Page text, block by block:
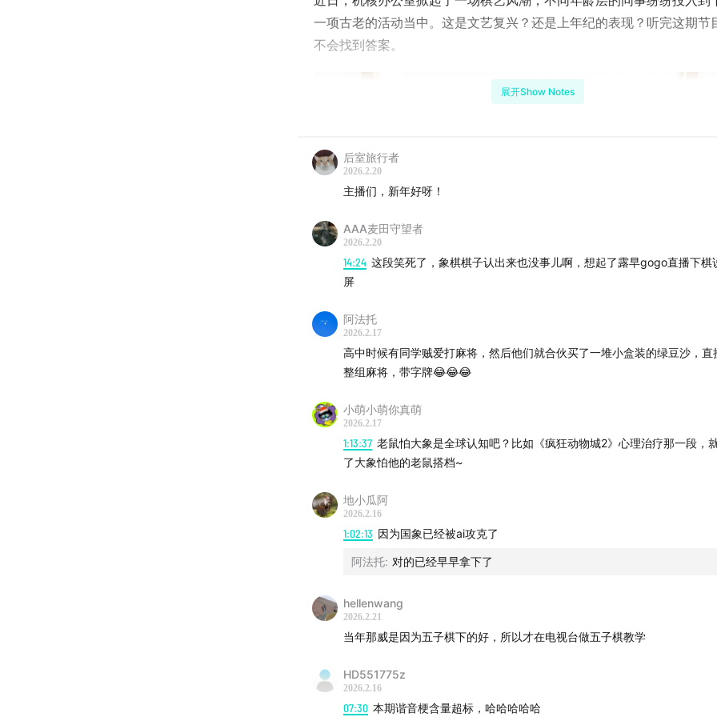
一项古老的活动当中。这是文艺复兴？还是上年纪的表现？听完这期节
不会找到答案。
本期节目在线图文Shownote: Console Timelines | 机核
展开Show Notes
后室旅行者
2026.2.20
主播们，新年好呀！
AAA麦田守望者
2026.2.20
14:24 这段笑死了，象棋棋子认出来也没事儿啊，想起了露早gogo直播下棋
屏
阿法托
2026.2.17
高中时候有同学贼爱打麻将，然后他们就合伙买了一堆小盒装的绿豆沙，直
整组麻将，带字牌😂😂😂
小萌小萌你真萌
2026.2.17
1:13:37 老鼠怕大象是全球认知吧？比如《疯狂动物城2》心理治疗那一段，
了大象怕他的老鼠搭档~
地小瓜阿
2026.2.16
1:02:13 因为国象已经被ai攻克了
阿法托: 对的已经早早拿下了
hellenwang
2026.2.21
当年那威是因为五子棋下的好，所以才在电视台做五子棋教学
HD551775z
2026.2.16
07:30 本期谐音梗含量超标，哈哈哈哈哈